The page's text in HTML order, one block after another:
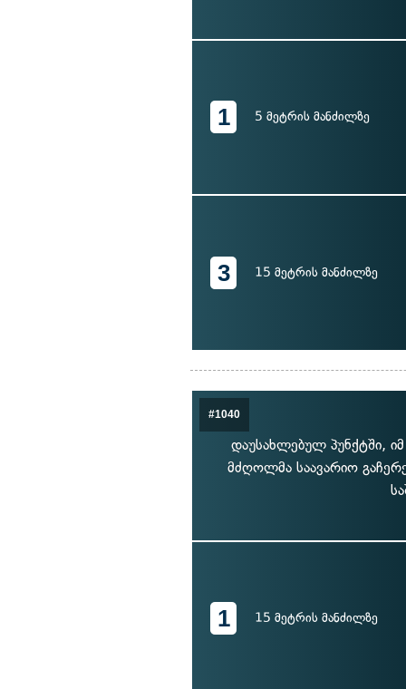
1 5 მეტრის მანძილზე
3 15 მეტრის მანძილზე
#1040
დაუსახლებულ პუნქტში,
მძღოლმა საავარიო
1 15 მეტრის მანძილზე